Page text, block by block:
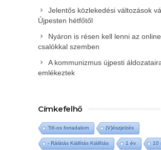
Jelentős közlekedési változások
Újpesten hétfőtől
Nyáron is résen kell lenni az online
csalókkal szemben
A kommunizmus újpesti
emlékeztek
Címkefelhő
'56-os forradalom (V)észjelzés
- Rálátás Kiállítás Kiállítás 1 év 10